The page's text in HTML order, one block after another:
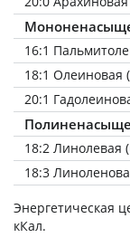
16:1
18:1 Олеиновая
20:1
18:2 Линолевая
18:3
Энергетическая
кКал.